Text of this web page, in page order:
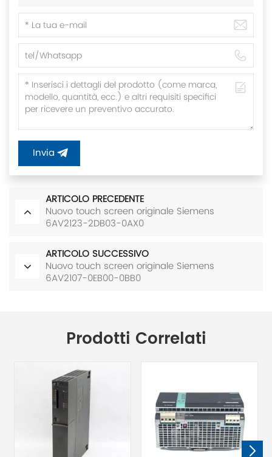
Invia
ARTICOLO PRECEDENTE
Nuovo touch screen originale Siemens
6AV2123-2DB03-0AX0
ARTICOLO SUCCESSIVO
Nuovo touch screen originale Siemens
6AV2107-0EB00-0BB0
Prodotti Correlati